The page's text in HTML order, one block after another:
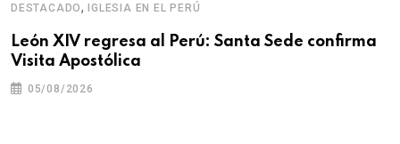
DESTACADO, IGLESIA EN EL PERÚ
León XIV regresa al Perú: Santa Sede confirma
Visita Apostólica
05/08/2026